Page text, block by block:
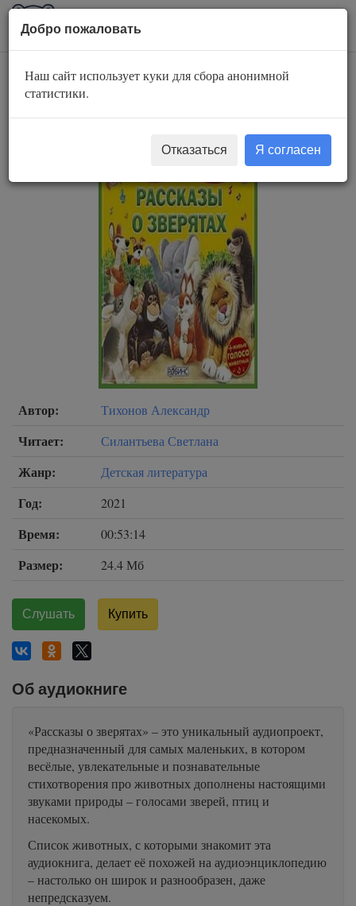
AuBook.org
Рассказы о
зверятах
Автор: Тихонов Александр
Читает: Силантьева Светлана
Жанр: Детская литература
Год: 2021
Время: 00:53:14
Размер: 24.4 Мб
Слушать Купить
Об аудиокниге
«Рассказы о зверятах» – это уникальный аудиопроект,
предназначенный для самых маленьких, в котором
весёлые, увлекательные и познавательные
стихотворения про животных дополнены настоящими
звуками природы – голосами зверей, птиц и
насекомых.
Список животных, с которыми знакомит эта
аудиокнига, делает её похожей на аудиоэнциклопедию
– настолько он широк и разнообразен, даже
непредсказуем.
Добро пожаловать
Наш сайт использует куки для сбора анонимной
статистики.
Отказаться Я согласен